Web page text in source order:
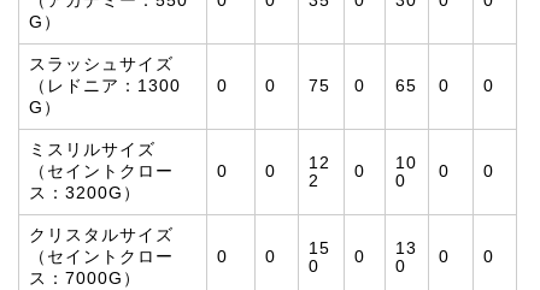
G）
スラッシュサイズ
（レドニア：1300
G）
0 0 75 0 65 0 0
ミスリルサイズ
（セイントクロー
ス：3200G）
0 0
12
2
0
10
0
0 0
クリスタルサイズ
（セイントクロー
ス：7000G）
0 0
15
0
0
13
0
0 0